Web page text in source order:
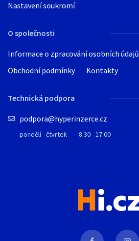
Nastavení soukromí
O společnosti
Informace o zpracování osobních údajů
Obchodní podmínky
Kontakty
Technická podpora
podpora@hyperinzerce.cz
pondělí - čtvrtek 8:30 - 17:00